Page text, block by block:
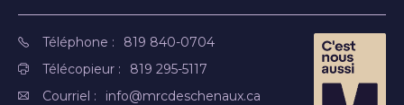
Téléphone :
819 840-0704
Télécopieur :
819 295-5117
Courriel :
info@mrcdeschenaux.ca